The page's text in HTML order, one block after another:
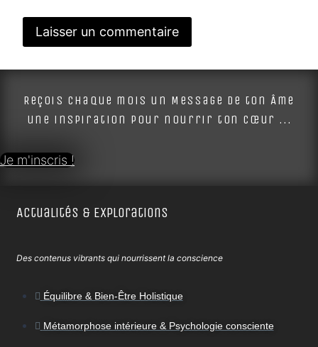
Alternative:
Reçois chaque mois un Message de ton Âme
une inspiration pour nourrir ton cœur ...
Je m'inscris !
Actualités & Explorations
Des contenus vibrants qui nourrissent la conscience
Équilibre & Bien-Être Holistique
Métamorphose intérieure & Psychologie consciente